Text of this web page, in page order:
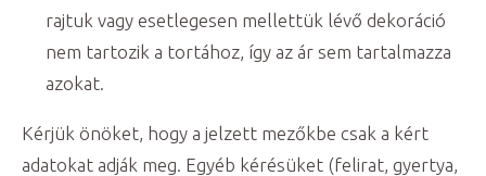
rajtuk vagy esetlegesen mellettük lévő dekoráció
nem tartozik a tortához, így az ár sem tartalmazza
azokat.
Kérjük önöket, hogy a jelzett mezőkbe csak a kért
adatokat adják meg. Egyéb kérésüket (felirat, gyertya,